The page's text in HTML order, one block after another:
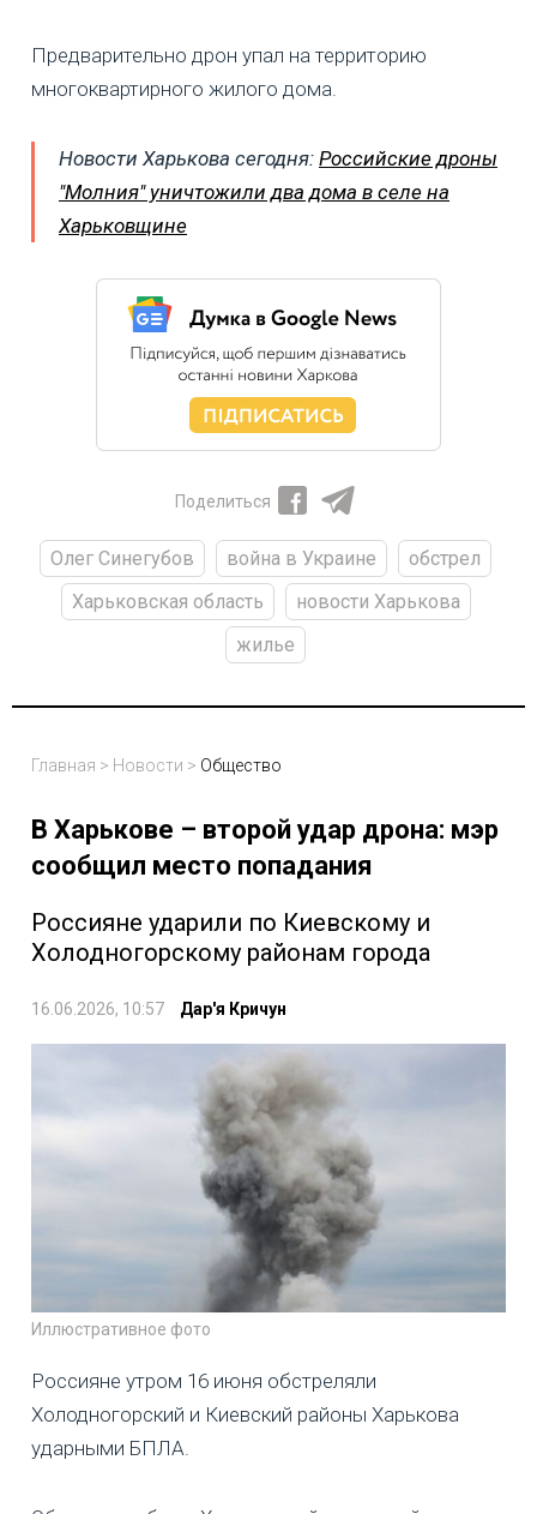
Предварительно дрон упал на территорию
многоквартирного жилого дома.
Новости Харькова сегодня: Российские дроны
"Молния" уничтожили два дома в селе на
Харьковщине
Поделиться
Олег Синегубов война в Украине
обстрел
Харьковская область
новости Харькова
жилье
Главная > Новости > Общество
В Харькове – второй удар дрона: мэр
сообщил место попадания
Россияне ударили по Киевскому и
Холодногорскому районам города
16.06.2026, 10:57 Дар'я Кричун
Иллюстративное фото
Россияне утром 16 июня обстреляли
Холодногорский и Киевский районы Харькова
ударными БПЛА.